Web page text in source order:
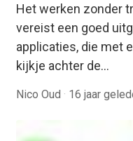
Het werken zonder
vereist een goed
applicaties, die met
kijkje achter de…
Nico Oud · 16 jaar